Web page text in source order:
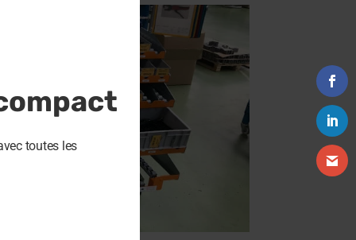
module
toutes les